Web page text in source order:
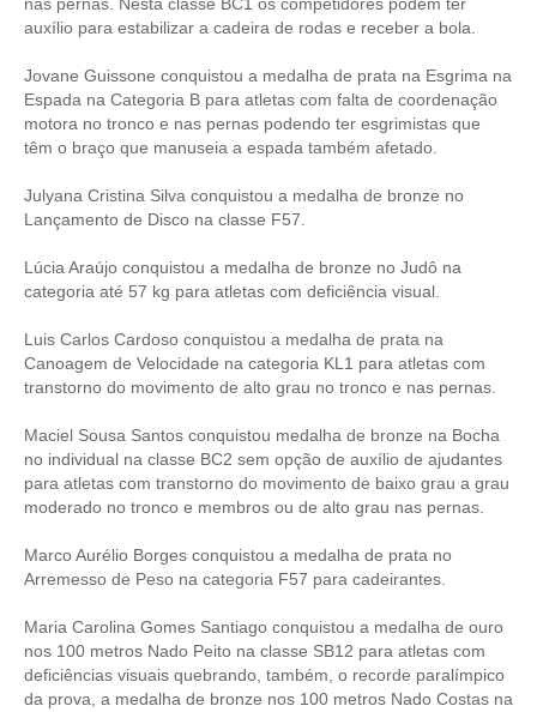
nas pernas. Nesta classe BC1 os competidores podem ter
auxílio para estabilizar a cadeira de rodas e receber a bola.
Jovane Guissone conquistou a medalha de prata na Esgrima na
Espada na Categoria B para atletas com falta de coordenação
motora no tronco e nas pernas podendo ter esgrimistas que
têm o braço que manuseia a espada também afetado.
Julyana Cristina Silva conquistou a medalha de bronze no
Lançamento de Disco na classe F57.
Lúcia Araújo conquistou a medalha de bronze no Judô na
categoria até 57 kg para atletas com deficiência visual.
Luis Carlos Cardoso conquistou a medalha de prata na
Canoagem de Velocidade na categoria KL1 para atletas com
transtorno do movimento de alto grau no tronco e nas pernas.
Maciel Sousa Santos conquistou medalha de bronze na Bocha
no individual na classe BC2 sem opção de auxílio de ajudantes
para atletas com transtorno do movimento de baixo grau a grau
moderado no tronco e membros ou de alto grau nas pernas.
Marco Aurélio Borges conquistou a medalha de prata no
Arremesso de Peso na categoria F57 para cadeirantes.
Maria Carolina Gomes Santiago conquistou a medalha de ouro
nos 100 metros Nado Peito na classe SB12 para atletas com
deficiências visuais quebrando, também, o recorde paralímpico
da prova, a medalha de bronze nos 100 metros Nado Costas na